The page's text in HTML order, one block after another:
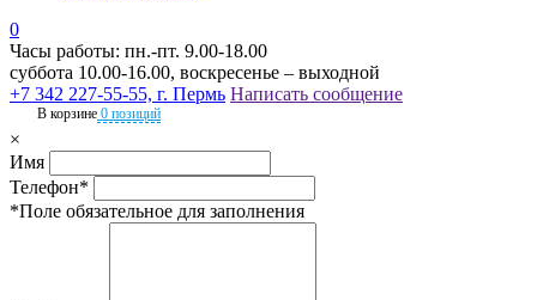
0
Часы работы: пн.-пт. 9.00-18.00
суббота 10.00-16.00, воскресенье – выходной
+7 342 227-55-55, г. Пермь Написать сообщение
В корзине 0 позиций
×
Имя
Телефон*
*Поле обязательное для заполнения